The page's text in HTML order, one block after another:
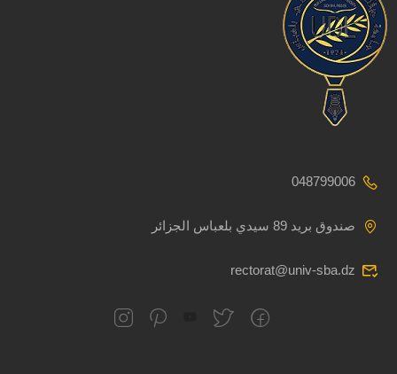
048799006
صندوق بريد 89 سيدي بلعباس الجزائر
rectorat@univ-sba.dz